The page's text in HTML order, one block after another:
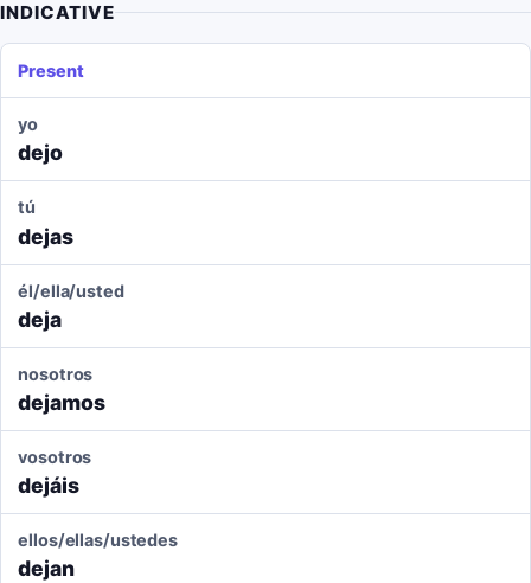
INDICATIVE
Present
yo
dejo
tú
dejas
él/ella/usted
deja
nosotros
dejamos
vosotros
dejáis
ellos/ellas/ustedes
dejan